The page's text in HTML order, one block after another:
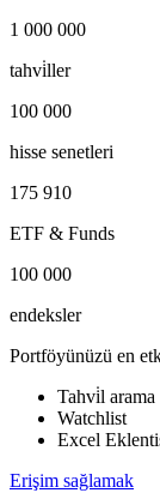
1 000 000
tahvi̇ller
100 000
hisse senetleri
175 910
ETF & Funds
100 000
endeksler
Portföyünüzü en
Tahvi̇l arama
Watchlist
Excel
Erişim sağlamak